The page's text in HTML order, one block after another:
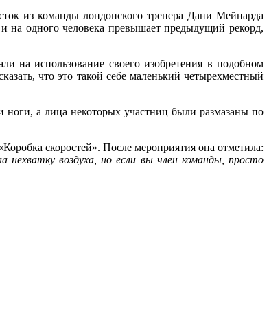
из команды лондонского тренера Дани Мейнарда
на одного человека превышает предыдущий рекорд,
на использование своего изобретения в подобном
что это такой себе маленький четырехместный
ноги, а лица некоторых участниц были размазаны по
скоростей». После мероприятия она отметила:
нехватку воздуха, но если вы член команды, просто